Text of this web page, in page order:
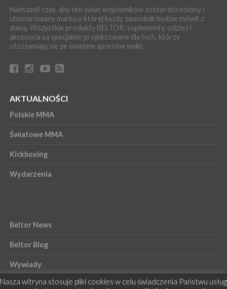
Nadszedł czas, aby ten świat wojowników został doceniony i
uhonorowany marką o której każdy zawodnik będzie mówił z
dumą. Wszystkie produkty BELTOR: suplementy, odzież i
akcesoria są specjalnie projektowane dla tych, którzy
utożsamiają się ze światem sportów walki.
AKTUALNOŚCI
Polskie MMA
Światowe MMA
Kickboxing
Wydarzenia
Beltor News
Beltor Blog
Wywiady
Nasza witryna stosuje pliki cookies w celu świadczenia Państwu usług